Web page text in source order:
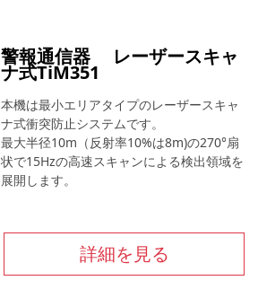
警報通信器 レーザースキャ
ナ式TiM351
本機は最小エリアタイプのレーザースキャ
ナ式衝突防止システムです。
最大半径10m（反射率10%は8m)の270°扇
状で15Hzの高速スキャンによる検出領域を
展開します。
詳細を見る